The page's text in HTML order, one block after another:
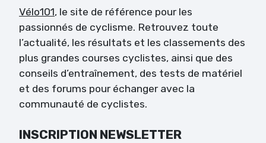
Vélo101, le site de référence pour les
passionnés de cyclisme. Retrouvez toute
l’actualité, les résultats et les classements des
plus grandes courses cyclistes, ainsi que des
conseils d’entraînement, des tests de matériel
et des forums pour échanger avec la
communauté de cyclistes.
INSCRIPTION NEWSLETTER